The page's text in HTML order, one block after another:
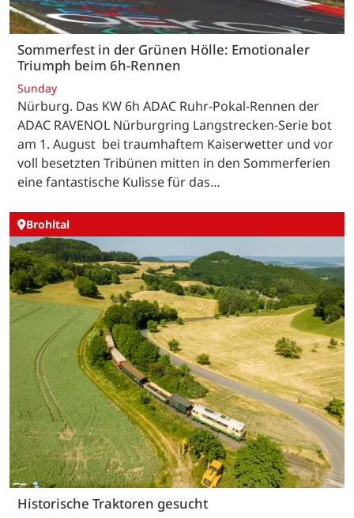
Sommerfest in der Grünen Hölle: Emotionaler
Triumph beim 6h-Rennen
Sunday
Nürburg. Das KW 6h ADAC Ruhr-Pokal-Rennen der
ADAC RAVENOL Nürburgring Langstrecken-Serie bot
am 1. August bei traumhaftem Kaiserwetter und vor
voll besetzten Tribünen mitten in den Sommerferien
eine fantastische Kulisse für das…
Brohltal
Historische Traktoren gesucht